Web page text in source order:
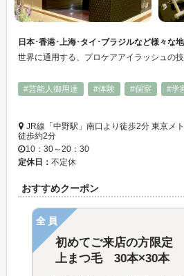
日本･香港･上海･タイ･ブラジルなど様々な
#芸能人御用達
#体験 #個室 #学
JR線「中野駅」南口より徒歩2分 東京メ
徒歩約2分
10：30～20：30
定休日： 不定休
おすすめクーポン
全員
初めてご来店の方限定
上まつ毛 30本×30本